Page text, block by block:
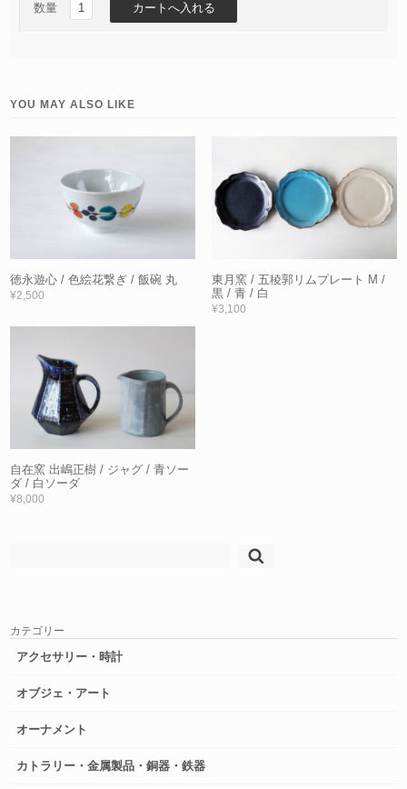
数量
YOU MAY ALSO LIKE
徳永遊心 / 色絵花繋ぎ / 飯碗 丸
¥2,500
東月窯 / 五稜郭リムプレート M /
黒 / 青 / 白
¥3,100
自在窯 出嶋正樹 / ジャグ / 青ソー
ダ / 白ソーダ
¥8,000
カテゴリー
アクセサリー・時計
オブジェ・アート
オーナメント
カトラリー・金属製品・銅器・鉄器